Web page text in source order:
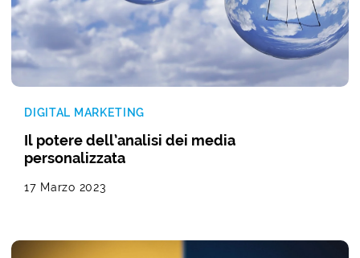
DIGITAL MARKETING
Il potere dell’analisi dei media
personalizzata
17 Marzo 2023